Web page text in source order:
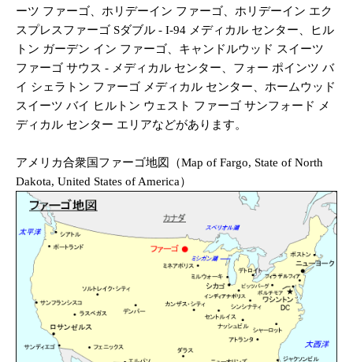
ーツ ファーゴ、ホリデーイン ファーゴ、ホリデーイン エク
スプレスファーゴ Sダブル - I-94 メディカル センター、ヒル
トン ガーデン イン ファーゴ、キャンドルウッド スイーツ
ファーゴ サウス - メディカル センター、フォー ポインツ バ
イ シェラトン ファーゴ メディカル センター、ホームウッド
スイーツ バイ ヒルトン ウェスト ファーゴ サンフォード メ
ディカル センター エリアなどがあります。
アメリカ合衆国ファーゴ地図（Map of Fargo, State of North
Dakota, United States of America）